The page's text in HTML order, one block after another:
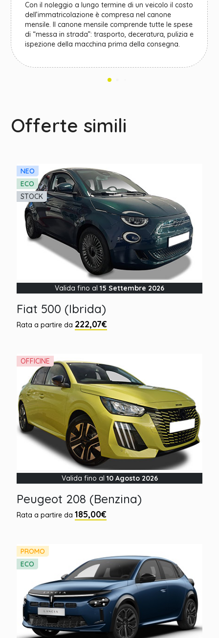
Con il noleggio a lungo termine di un veicolo il costo
dell’immatricolazione è compresa nel canone
mensile. Il canone mensile comprende tutte le spese
di “messa in strada”: trasporto, deceratura, pulizia e
ispezione della macchina prima della consegna.
Offerte simili
NEO
ECO
STOCK
Valida fino al 15 Settembre 2026
Fiat 500 (Ibrida)
Rata a partire da 222,07€
OFFICINE
Valida fino al 10 Agosto 2026
Peugeot 208 (Benzina)
Rata a partire da185,00€
PROMO
ECO